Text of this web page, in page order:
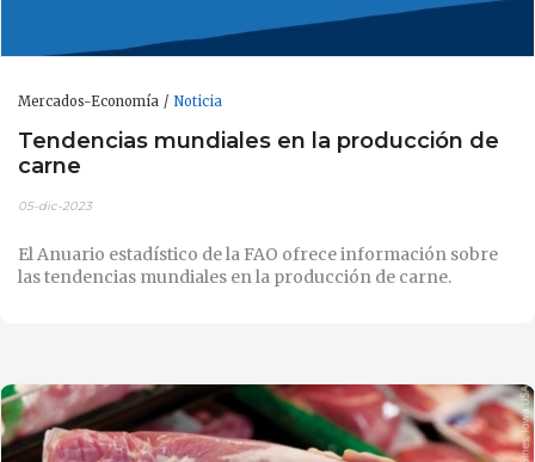
Mercados-Economía Noticia
Tendencias mundiales en la producción de
carne
05-dic-2023
El Anuario estadístico de la FAO ofrece información sobre
las tendencias mundiales en la producción de carne.